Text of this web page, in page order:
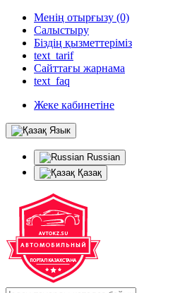
Менің отырғызу (0)
Салыстыру
Біздің қызметтеріміз
text_tarif
Сайттағы жарнама
text_faq
Жеке кабинетіне
Язык
Russian
Қазақ